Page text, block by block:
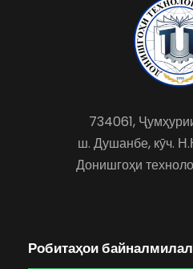
734061,
ш. Душанбе, кӯч.
Донишгоҳи
Робитаҳои